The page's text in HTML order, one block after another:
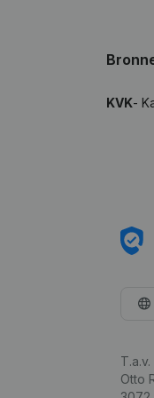
KVK-
T.a.v.
Otto